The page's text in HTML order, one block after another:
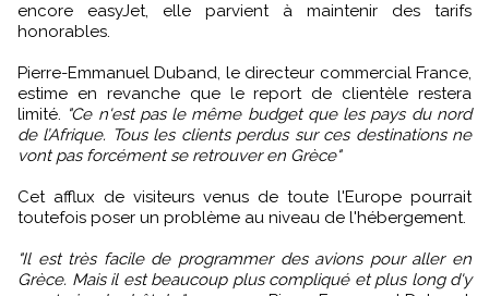
encore easyJet, elle parvient à maintenir des tarifs
honorables.
Pierre-Emmanuel Duband, le directeur commercial France,
estime en revanche que le report de clientèle restera
limité. "Ce n'est pas le même budget que les pays du nord
de l’Afrique. Tous les clients perdus sur ces destinations ne
vont pas forcément se retrouver en Grèce"
Cet afflux de visiteurs venus de toute l'Europe pourrait
toutefois poser un problème au niveau de l'hébergement.
"Il est très facile de programmer des avions pour aller en
Grèce. Mais il est beaucoup plus compliqué et plus long d'y